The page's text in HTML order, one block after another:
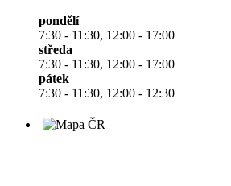
pondělí
7:30 - 11:30, 12:00 - 17:00
středa
7:30 - 11:30, 12:00 - 17:00
pátek
7:30 - 11:30, 12:00 - 12:30